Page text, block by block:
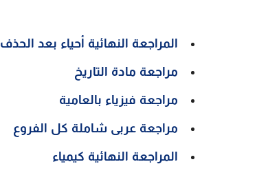
المراجعة النهائية أحياء بعد الحذف
مراجعة مادة التاريخ
مراجعة فيزياء بالعامية
مراجعة عربى شاملة كل الفروع
المراجعة النهائية كيمياء